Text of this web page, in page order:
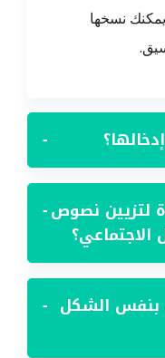
نسخها
−
لتزيين نصوص
الاجتماعي؟
−
الشكل −